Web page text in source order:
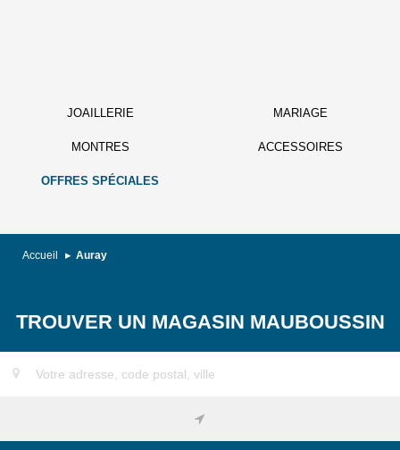
JOAILLERIE MARIAGE
MONTRES ACCESSOIRES
OFFRES SPÉCIALES
Accueil Auray
TROUVER UN MAGASIN MAUBOUSSIN